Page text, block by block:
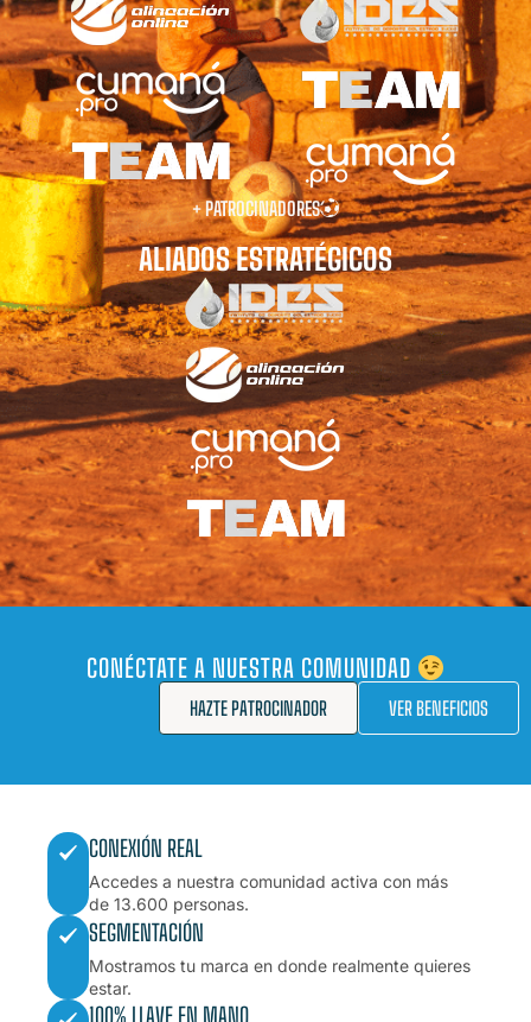
+ PATROCINADORES
ALIADOS ESTRATÉGICOS
CONÉCTATE A NUESTRA COMUNIDAD
VER BENEFICIOS
HAZTE PATROCINADOR
CONEXIÓN REAL
Accedes a nuestra comunidad activa con más
de 13.600 personas.
SEGMENTACIÓN
Mostramos tu marca en donde realmente quieres
estar.
100% LLAVE EN MANO